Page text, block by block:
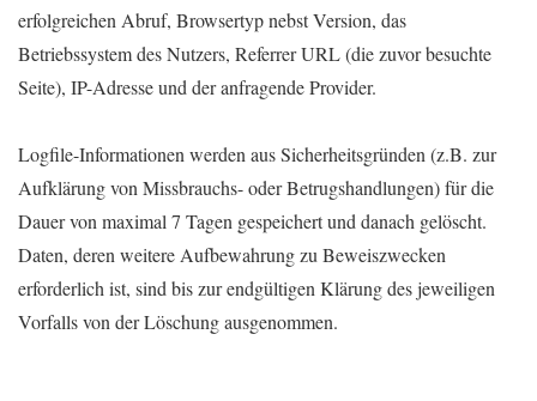
erfolgreichen Abruf, Browsertyp nebst Version, das
Betriebssystem des Nutzers, Referrer URL (die zuvor besuchte
Seite), IP-Adresse und der anfragende Provider.
Logfile-Informationen werden aus Sicherheitsgründen (z.B. zur
Aufklärung von Missbrauchs- oder Betrugshandlungen) für die
Dauer von maximal 7 Tagen gespeichert und danach gelöscht.
Daten, deren weitere Aufbewahrung zu Beweiszwecken
erforderlich ist, sind bis zur endgültigen Klärung des jeweiligen
Vorfalls von der Löschung ausgenommen.